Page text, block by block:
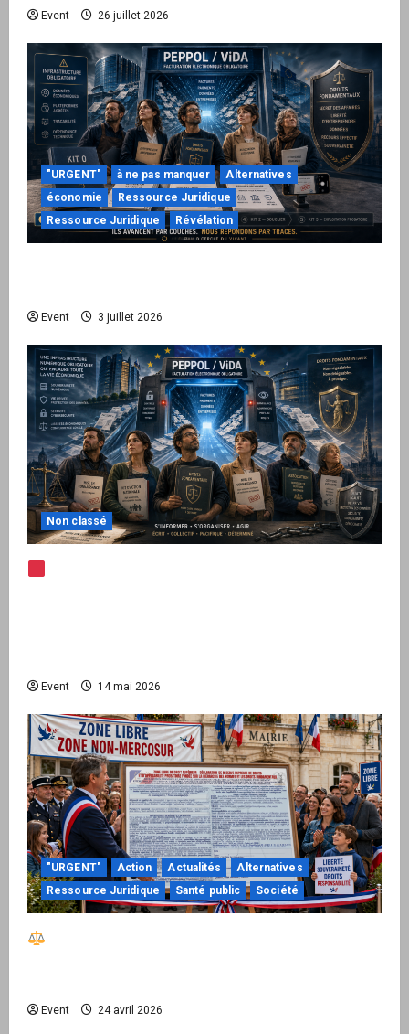
Event 26 juillet 2026
"URGENT" à ne pas manquer
Alternatives
économie
Ressource Juridique
Ressource Juridique
Révélation
Event 3 juillet 2026
Non classé
Event 14 mai 2026
"URGENT" Action Actualités
Alternatives
Ressource Juridique
Santé public Société
Event 24 avril 2026